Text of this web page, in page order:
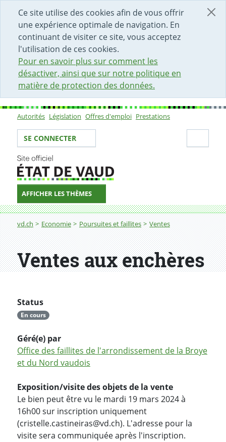
Ce site utilise des cookies afin de vous offrir
une expérience optimale de navigation. En
continuant de visiter ce site, vous acceptez
l'utilisation de ces cookies.
Pour en savoir plus sur comment les
désactiver, ainsi que sur notre politique en
matière de protection des données.
DÉBUT DU CONTENU DE LA PAGE
ACCÈS AU CHAMP DE RECHERCHE
PAGE D'ACCUEIL
FORMULAIRE DE CONTACT
Sous-navigation
Autorités Législation Offres d'emploi Prestations
Votre identité
SE CONNECTER
AFFICHER LES THÈMES
Fil d'Ariane
vd.ch Economie Poursuites et faillites Ventes
Ventes aux enchères
Status
En cours
Géré(e) par
Office des faillites de l'arrondissement de la Broye
et du Nord vaudois
Exposition/visite des objets de la vente
Le bien peut être vu le mardi 19 mars 2024 à
16h00 sur inscription uniquement
(cristelle.castineiras@vd.ch). L'adresse pour la
visite sera communiquée après l'inscription.